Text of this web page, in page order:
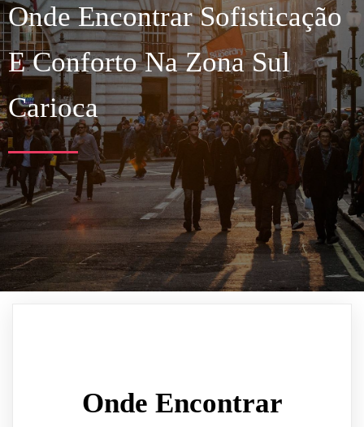
Onde EncontrarSofisticação
E Conforto Na Zona Sul
Carioca
Onde Encontrar